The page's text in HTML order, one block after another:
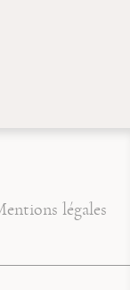
légales